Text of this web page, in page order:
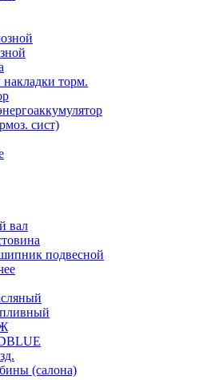
торм.
сист)
вал
подвесной
(салона)